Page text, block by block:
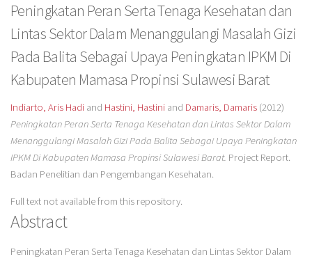
Peningkatan Peran Serta Tenaga Kesehatan dan
Lintas Sektor Dalam Menanggulangi Masalah Gizi
Pada Balita Sebagai Upaya Peningkatan IPKM Di
Kabupaten Mamasa Propinsi Sulawesi Barat
Indiarto, Aris Hadiand Hastini, Hastiniand Damaris, Damaris(2012)
Peningkatan Peran Serta Tenaga Kesehatan dan Lintas Sektor Dalam
Menanggulangi Masalah Gizi Pada Balita Sebagai Upaya Peningkatan
IPKM Di Kabupaten Mamasa Propinsi Sulawesi Barat. Project Report.
Badan Penelitian dan Pengembangan Kesehatan.
Full text not available from this repository.
Abstract
Peningkatan Peran Serta Tenaga Kesehatan dan Lintas Sektor Dalam